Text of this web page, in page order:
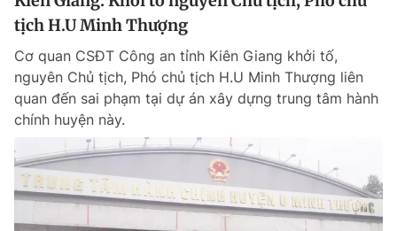
tịch H.U Minh Thượng
Cơ quan CSĐT Công an tỉnh Kiên Giang khởi tố,
nguyên Chủ tịch, Phó chủ tịch H.U Minh Thượng liên
quan đến sai phạm tại dự án xây dựng trung tâm hành
chính huyện này.